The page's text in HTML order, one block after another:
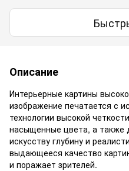
Описание
Интерьерные картины
изображение печатается с
технологии высокой
насыщенные цвета, а
искусству глубину и
выдающееся качество
и поражает зрителей.